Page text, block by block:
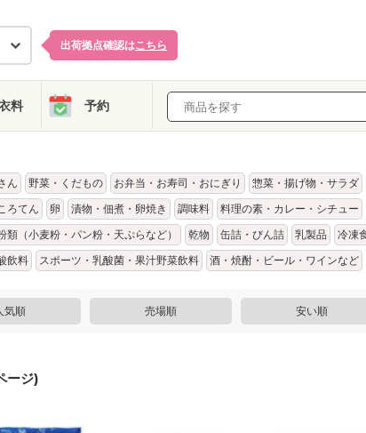
出荷拠点確認はこちら
料 予約
ん 野菜・くだもの お弁当・お寿司・おにぎり
惣菜・揚げ物・サラダ
ろてん
卵 漬物・佃煮・卵焼き 調味料
料理の素・カレー・シチュー
類（小麦粉・パン粉・天ぷらなど） 乾物 缶詰・びん詰 乳製品
冷凍
飲料
スポーツ・乳酸菌・果汁野菜飲料 酒・焼酎・ビール・ワインなど
気順 売場順 安い順
ージ)